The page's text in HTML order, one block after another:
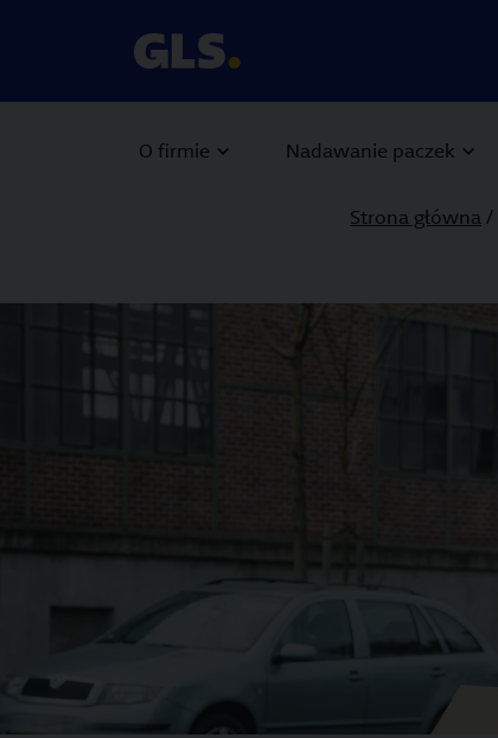
O firmie Nadawanie paczek
Strona główna/